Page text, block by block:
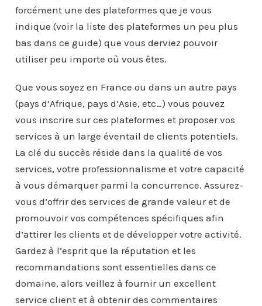
forcément une des plateformes que je vous
indique (voir la liste des plateformes un peu plus
bas dans ce guide) que vous derviez pouvoir
utiliser peu importe où vous êtes.
Que vous soyez en France ou dans un autre pays
(pays d’Afrique, pays d’Asie, etc…) vous pouvez
vous inscrire sur ces plateformes et proposer vos
services à un large éventail de clients potentiels.
La clé du succès réside dans la qualité de vos
services, votre professionnalisme et votre capacité
à vous démarquer parmi la concurrence. Assurez-
vous d’offrir des services de grande valeur et de
promouvoir vos compétences spécifiques afin
d’attirer les clients et de développer votre activité.
Gardez à l’esprit que la réputation et les
recommandations sont essentielles dans ce
domaine, alors veillez à fournir un excellent
service client et à obtenir des commentaires